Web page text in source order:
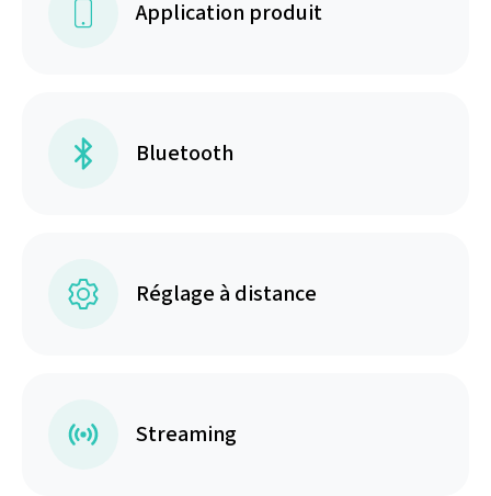
Application produit
Bluetooth
Réglage à distance
Streaming